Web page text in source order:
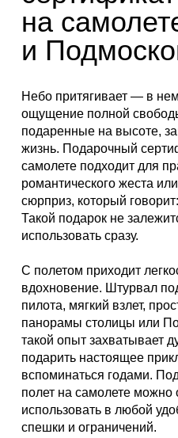
на
и
Небо притягивает — в
ощущение полной
подаренные на высоте,
жизнь. Подарочный
самолете подходит для
романтического жеста
сюрприз, который
Такой подарок не
использовать сразу.
С полетом приходит
вдохновение. Штурвал
пилота, мягкий взлет,
панорамы столицы или
такой опыт захватывает
подарить настоящее
вспоминаться годами.
полет на самолете
использовать в любой
спешки и ограничений.